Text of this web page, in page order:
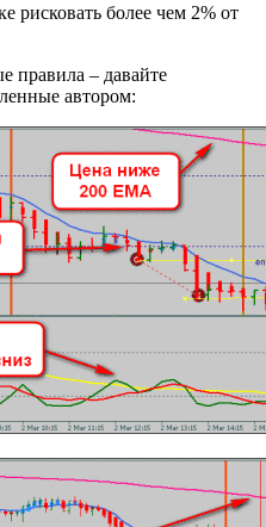
рисковать более чем 2% от
правила – давайте
автором: